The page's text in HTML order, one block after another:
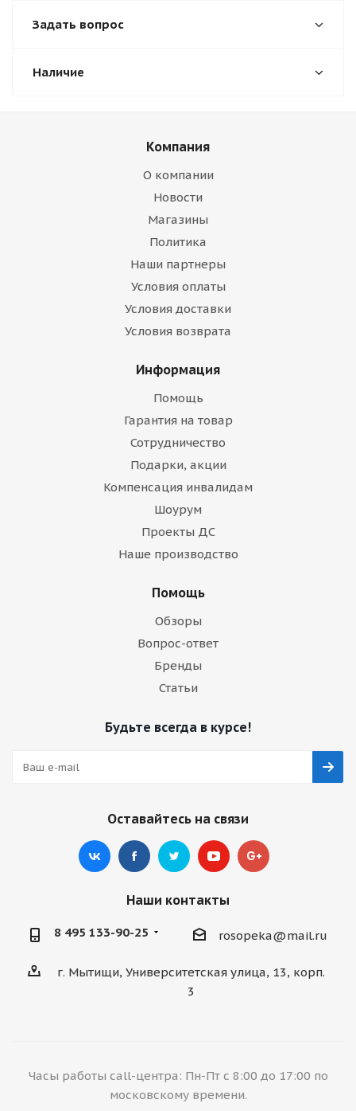
Задать вопрос
Наличие
Компания
О компании
Новости
Магазины
Политика
Наши партнеры
Условия оплаты
Условия доставки
Условия возврата
Информация
Помощь
Гарантия на товар
Сотрудничество
Подарки, акции
Компенсация инвалидам
Шоурум
Проекты ДС
Наше производство
Помощь
Обзоры
Вопрос-ответ
Бренды
Статьи
Будьте всегда в курсе!
Оставайтесь на связи
Наши контакты
8 495 133-90-25 rosopeka@mail.ru
г. Мытищи, Университетская улица, 13, корп.
3
Часы работы call-центра: Пн-Пт с 8:00 до 17:00 по
московскому времени.